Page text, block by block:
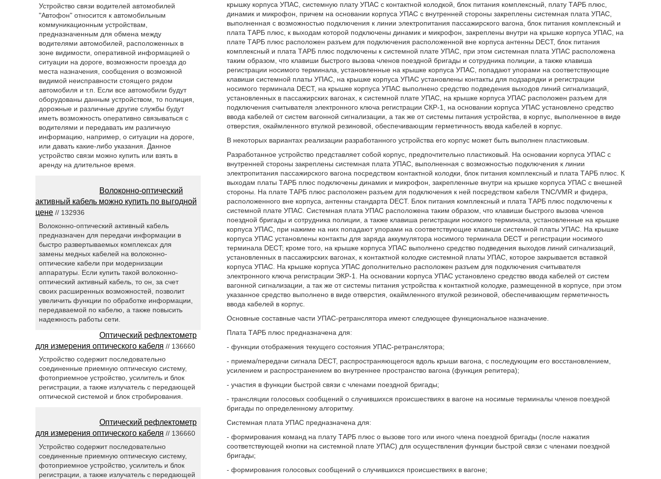
крышку корпуса УПАС, системную плату УПАС с контактной колодкой, блок питания комплексный, плату ТАРБ плюс,
динамик и микрофон, причем на основании корпуса УПАС с внутренней стороны закреплены системная плата УПАС,
выполненная с возможностью подключения к линии электропитания пассажирского вагона, блок питания комплексный и
плата ТАРБ плюс, к выходам которой подключены динамик и микрофон, закреплены внутри на крышке корпуса УПАС, на
плате ТАРБ плюс расположен разъем для подключения расположенной вне корпуса антенны DECT, блок питания
комплексный и плата ТАРБ плюс подключены к системной плате УПАС, при этом системная плата УПАС расположена
таким образом, что клавиши быстрого вызова членов поездной бригады и сотрудника полиции, а также клавиша
регистрации носимого терминала, установленные на крышке корпуса УПАС, попадают упорами на соответствующие
клавиши системной платы УПАС, на крышке корпуса УПАС установлены контакты для подзарядки и регистрации
носимого терминала DECT, на крышке корпуса УПАС выполнено средство подведения выходов линий сигнализаций,
установленных в пассажирских вагонах, к системной плате УПАС, на крышке корпуса УПАС расположен разъем для
подключения считывателя электронного ключа регистрации СКР-1, на основании корпуса УПАС установлено средство
ввода кабелей от систем вагонной сигнализации, а так же от системы питания устройства, в корпус, выполненное в виде
отверстия, окаймленного втулкой резиновой, обеспечивающим герметичность ввода кабелей в корпус.
В некоторых вариантах реализации разработанного устройства его корпус может быть выполнен пластиковым.
Разработанное устройство представляет собой корпус, предпочтительно пластиковый. На основании корпуса УПАС с
внутренней стороны закреплены системная плата УПАС, выполненная с возможностью подключения к линии
электропитания пассажирского вагона посредством контактной колодки, блок питания комплексный и плата ТАРБ плюс. К
выходам платы ТАРБ плюс подключены динамик и микрофон, закрепленные внутри на крышке корпуса УПАС с внешней
стороны. На плате ТАРБ плюс расположен разъем для подключения к ней посредством кабеля TNC/VMR и фидера,
расположенного вне корпуса, антенны стандарта DECT. Блок питания комплексный и плата ТАРБ плюс подключены к
системной плате УПАС. Системная плата УПАС расположена таким образом, что клавиши быстрого вызова членов
поездной бригады и сотрудника полиции, а также клавиша регистрации носимого терминала, установленные на крышке
корпуса УПАС, при нажиме на них попадают упорами на соответствующие клавиши системной платы УПАС. На крышке
корпуса УПАС установлены контакты для заряда аккумулятора носимого терминала DECT и регистрации носимого
терминала DECT; кроме того, на крышке корпуса УПАС выполнено средство подведения выходов линий сигнализаций,
установленных в пассажирских вагонах, к контактной колодке системной платы УПАС, которое закрывается вставкой
корпуса УПАС. На крышке корпуса УПАС дополнительно расположен разъем для подключения считывателя
электронного ключа регистрации ЭКР-1. На основании корпуса УПАС установлено средство ввода кабелей от систем
вагонной сигнализации, а так же от системы питания устройства к контактной колодке, размещенной в корпусе, при этом
указанное средство выполнено в виде отверстия, окаймленного втулкой резиновой, обеспечивающим герметичность
ввода кабелей в корпус.
Основные составные части УПАС-ретранслятора имеют следующее функциональное назначение.
Плата ТАРБ плюс предназначена для:
- функции отображения текущего состояния УПАС-ретранслятора;
- приема/передачи сигнала DECT, распространяющегося вдоль крыши вагона, с последующим его восстановлением,
усилением и распространением во внутреннее пространство вагона (функция репитера);
- участия в функции быстрой связи с членами поездной бригады;
- трансляции голосовых сообщений о случившихся происшествиях в вагоне на носимые терминалы членов поездной
бригады по определенному алгоритму.
Системная плата УПАС предназначена для:
- формирования команд на плату ТАРБ плюс о вызове того или иного члена поездной бригады (после нажатия
соответствующей кнопки на системной плате УПАС) для осуществления функции быстрой связи с членами поездной
бригады;
- формирования голосовых сообщений о случившихся происшествиях в вагоне;
Устройство связи водителей автомобилей
"Автофон" относится к автомобильным
коммуникационным устройствам,
предназначенным для обмена между
водителями автомобилей, расположенных в
зоне видимости, оперативной информацией о
ситуации на дороге, возможности проезда до
места назначения, сообщения о возможной
видимой неисправности стоящего рядом
автомобиля и т.п. Если все автомобили будут
оборудованы данным устройством, то полиция,
дорожные и различные другие службы будут
иметь возможность оперативно связываться с
водителями и передавать им различную
информацию, например, о ситуации на дороге,
или давать какие-либо указания. Данное
устройство связи можно купить или взять в
аренду на длительное время.
Волоконно-оптический
активный кабель можно купить по выгодной
цене // 132936
Волоконно-оптический активный кабель
предназначен для передачи информации в
быстро развертываемых комплексах для
замены медных кабелей на волоконно-
оптические кабели при модернизации
аппаратуры. Если купить такой волоконно-
оптический активный кабель, то он, за счет
своих расширенных возможностей, позволит
увеличить функции по обработке информации,
передаваемой по кабелю, а также повысить
надежность работы сети.
Оптический рефлектометр
для измерения оптического кабеля // 136660
Устройство содержит последовательно
соединенные приемную оптическую систему,
фотоприемное устройство, усилитель и блок
регистрации, а также излучатель с передающей
оптической системой и блок стробирования.
Оптический рефлектометр
для измерения оптического кабеля // 136660
Устройство содержит последовательно
соединенные приемную оптическую систему,
фотоприемное устройство, усилитель и блок
регистрации, а также излучатель с передающей